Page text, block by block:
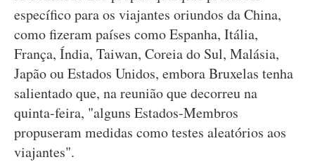
específico para os viajantes oriundos da China,
como fizeram países como Espanha, Itália,
França, Índia, Taiwan, Coreia do Sul, Malásia,
Japão ou Estados Unidos, embora Bruxelas tenha
salientado que, na reunião que decorreu na
quinta-feira, "alguns Estados-Membros
propuseram medidas como testes aleatórios aos
viajantes".